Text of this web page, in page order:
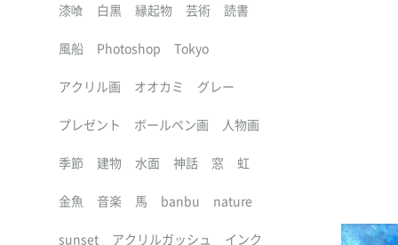
漆喰 白黒 縁起物 芸術 読書
風船 Photoshop Tokyo
アクリル画 オオカミ グレー
プレゼント ボールペン画 人物画
季節 建物 水面 神話 窓 虹
金魚 音楽 馬 banbu nature
sunset アクリルガッシュ インク